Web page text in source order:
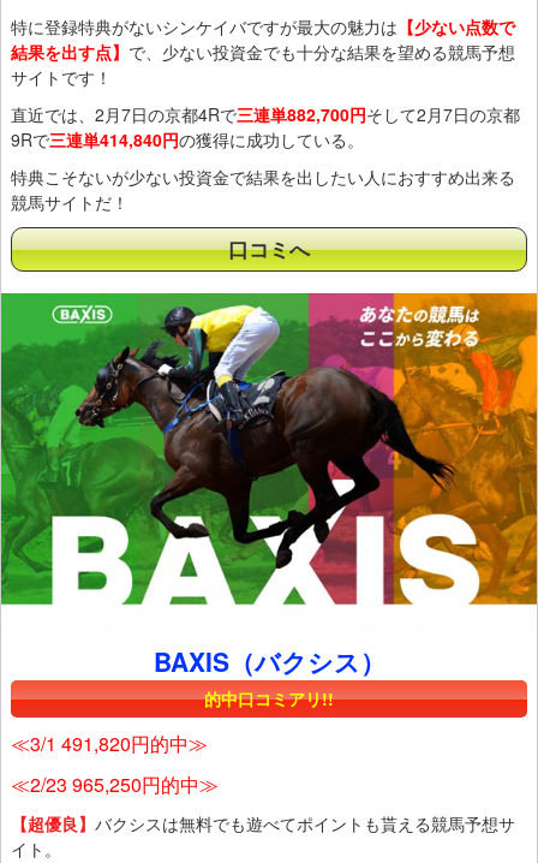
特に登録特典がないシンケイバですが最大の魅力は 【少ない点数で
結果を出す点】 で、少ない投資金でも十分な結果を望める競馬予想
サイトです！
直近では、2月7日の京都4Rで三連単882,700円そして2月7日の京都
9Rで三連単414,840円の獲得に成功している。
特典こそないが少ない投資金で結果を出したい人におすすめ出来る
競馬サイトだ！
口コミへ
BAXIS（バクシス）
的中口コミアリ!!
≪3/1 491,820円的中≫
≪2/23 965,250円的中≫
【超優良】 バクシスは無料でも遊べてポイントも貰える競馬予想サ
イト。